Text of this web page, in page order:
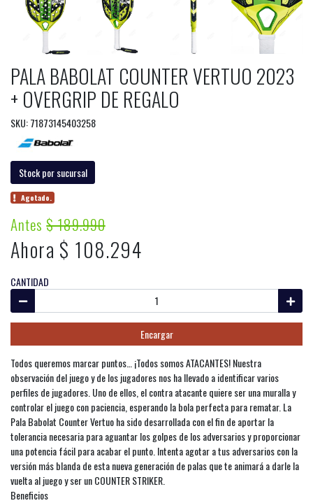
PALA BABOLAT COUNTER VERTUO 2023
+ OVERGRIP DE REGALO
SKU: 71873145403258
Stock por sucursal
Agotado.
Antes$ 189.990
Ahora $ 108.294
CANTIDAD
Encargar
Todos queremos marcar puntos… ¡Todos somos ATACANTES! Nuestra
observación del juego y de los jugadores nos ha llevado a identificar varios
perfiles de jugadores. Uno de ellos, el contra atacante quiere ser una muralla y
controlar el juego con paciencia, esperando la bola perfecta para rematar. La
Pala Babolat Counter Vertuo ha sido desarrollada con el fin de aportar la
tolerancia necesaria para aguantar los golpes de los adversarios y proporcionar
una potencia fácil para acabar el punto. Intenta agotar a tus adversarios con la
versión más blanda de esta nueva generación de palas que te animará a darle la
vuelta al juego y ser un COUNTER STRIKER.
Beneficios